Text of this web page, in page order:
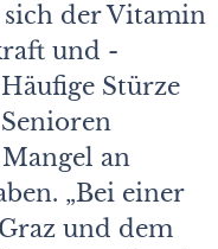
der Vitamin
und -
Stürze
an
„Bei einer
und dem